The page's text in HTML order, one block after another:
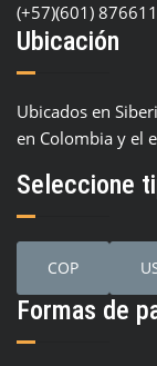
(+57)(601)
Ubicación
Ubicados en
en Colombia y el
Seleccione
COP
Formas de